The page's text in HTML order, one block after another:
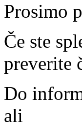
Prosimo
Če ste
preverite
Do
ali